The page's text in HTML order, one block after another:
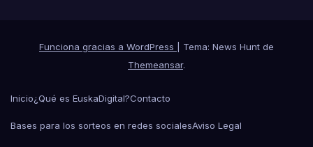
Funciona gracias a WordPress
Tema: News Hunt de
Themeansar.
Inicio¿Qué es EuskaDigital?Contacto
Bases para los sorteos en redes socialesAviso Legal